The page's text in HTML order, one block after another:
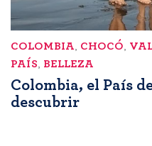
COLOMBIA CHOCÓ
PAÍS
BELLEZA
Colombia, el País
descubrir